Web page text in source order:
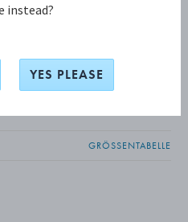
GRÖSSENTABELLE
instead?
YES PLEASE